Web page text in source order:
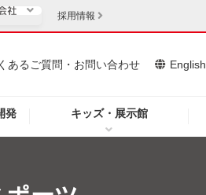
発 キッズ・展示館
あるご質問・お問い合わせ English
安定供給
企業情報
法人のお客さま
採用情報